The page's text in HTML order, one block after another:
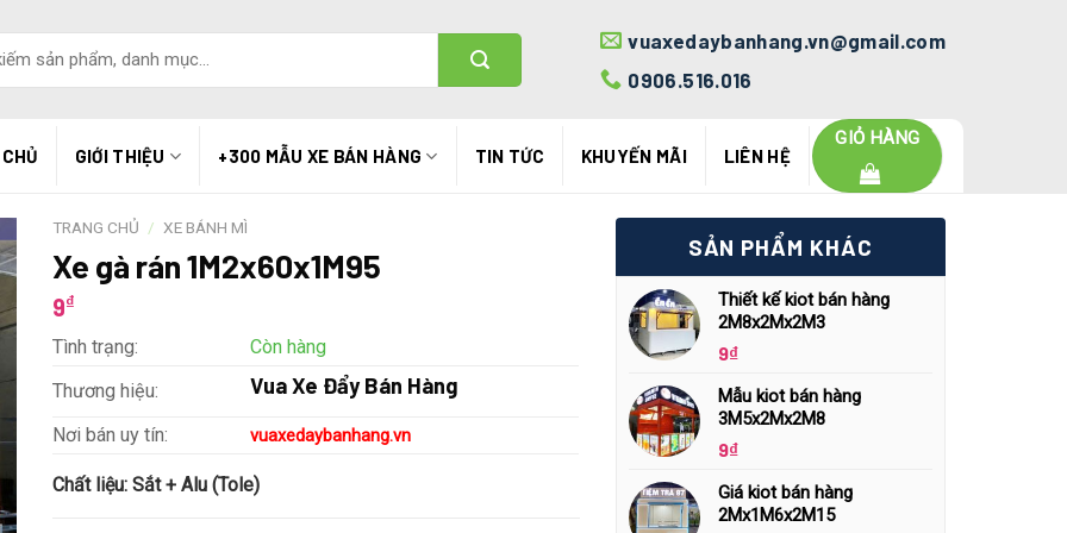
vuaxedaybanhang.vn@gmail.com
0906.516.016
GIỚI THIỆU +300 MẪU XE BÁN HÀNG TIN TỨC KHUYẾN MÃI LIÊN HỆ
GIỎ HÀNG
TRANG CHỦ / XE BÁNH MÌ
Xe gà rán 1M2x60x1M95
9₫
Tình trạng:
Còn hàng
Thương hiệu:
Vua Xe Đẩy Bán Hàng
Nơi bán uy tín: vuaxedaybanhang.vn
Chất liệu: Sắt + Alu (Tole)
SẢN PHẨM KHÁC
Thiết kế kiot bán hàng
2M8x2Mx2M3
9₫
Mẫu kiot bán hàng
3M5x2Mx2M8
9₫
Giá kiot bán hàng
2Mx1M6x2M15